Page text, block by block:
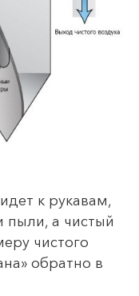
к рукавам,
пыли, а чистый
чистого
обратно в